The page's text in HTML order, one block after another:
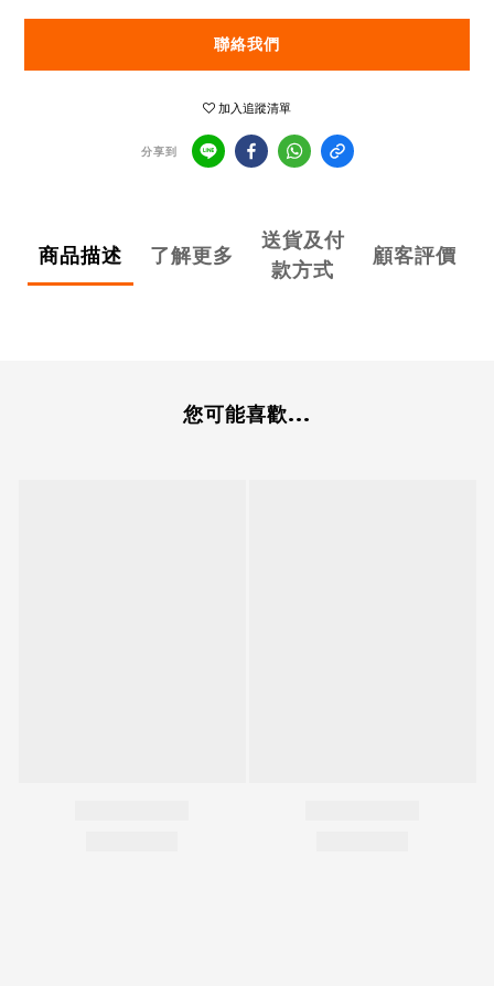
聯絡我們
加入追蹤清單
分享到
商品描述 了解更多
送貨及付
款方式
顧客評價
您可能喜歡...